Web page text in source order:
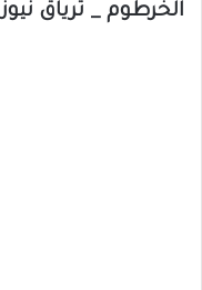
الخرطوم _ ترياق نيوز